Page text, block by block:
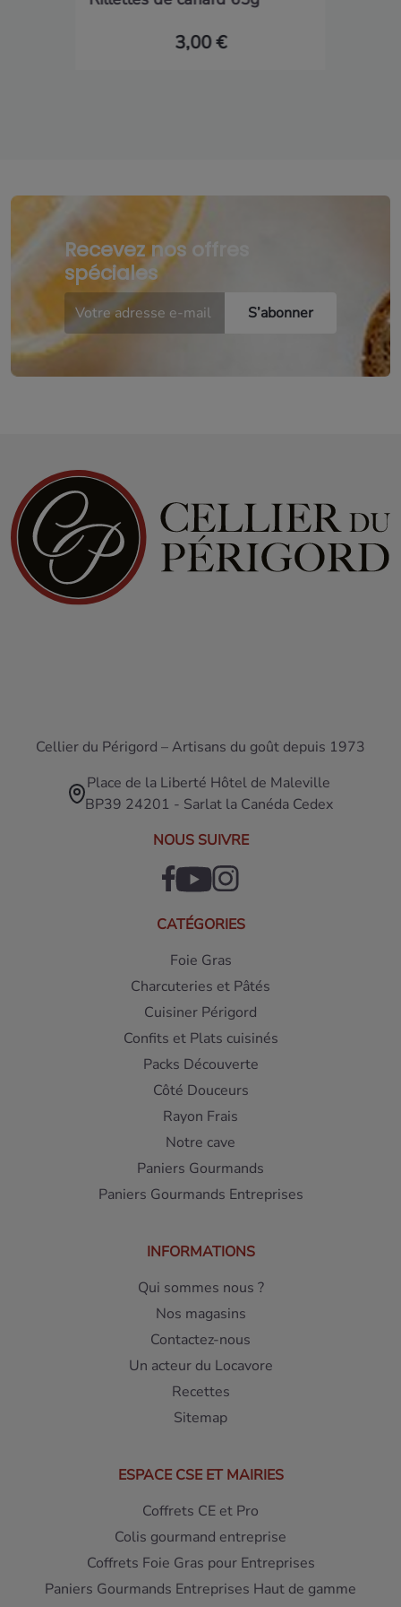
3,00 €
Recevez nos offres
spéciales
Cellier du Périgord – Artisans du goût depuis 1973
Place de la Liberté Hôtel de Maleville
BP39 24201 - Sarlat la Canéda Cedex
NOUS SUIVRE
CATÉGORIES
Foie Gras
Charcuteries et Pâtés
Cuisiner Périgord
Confits et Plats cuisinés
Packs Découverte
Côté Douceurs
Rayon Frais
Notre cave
Paniers Gourmands
Paniers Gourmands Entreprises
INFORMATIONS
Qui sommes nous ?
Nos magasins
Contactez-nous
Un acteur du Locavore
Recettes
Sitemap
ESPACE CSE ET MAIRIES
Coffrets CE et Pro
Colis gourmand entreprise
Coffrets Foie Gras pour Entreprises
Paniers Gourmands Entreprises Haut de gamme